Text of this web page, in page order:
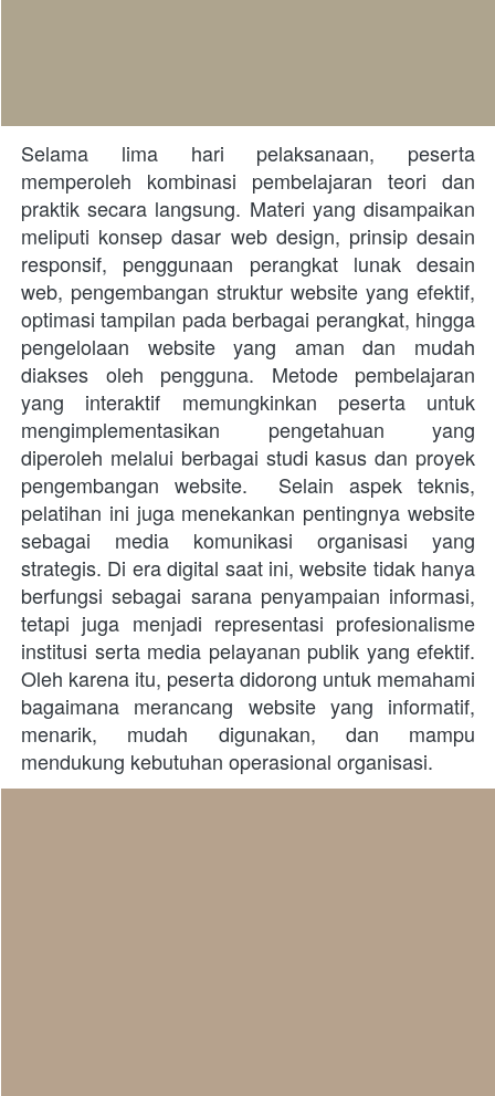
Selama lima hari pelaksanaan, peserta
memperoleh kombinasi pembelajaran teori dan
praktik secara langsung. Materi yang disampaikan
meliputi konsep dasar web design, prinsip desain
responsif, penggunaan perangkat lunak desain
web, pengembangan struktur website yang efektif,
optimasi tampilan pada berbagai perangkat, hingga
pengelolaan website yang aman dan mudah
diakses oleh pengguna. Metode pembelajaran
yang interaktif memungkinkan peserta untuk
mengimplementasikan pengetahuan yang
diperoleh melalui berbagai studi kasus dan proyek
pengembangan website.  Selain aspek teknis,
pelatihan ini juga menekankan pentingnya website
sebagai media komunikasi organisasi yang
strategis. Di era digital saat ini, website tidak hanya
berfungsi sebagai sarana penyampaian informasi,
tetapi juga menjadi representasi profesionalisme
institusi serta media pelayanan publik yang efektif.
Oleh karena itu, peserta didorong untuk memahami
bagaimana merancang website yang informatif,
menarik, mudah digunakan, dan mampu
mendukung kebutuhan operasional organisasi.